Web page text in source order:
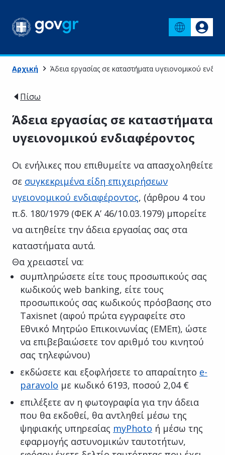
Αρχική Άδεια εργασίας σε καταστήματα υγειονομικού
Πίσω
Άδεια εργασίας σε καταστήματα
υγειονομικού ενδιαφέροντος
Οι ενήλικες που επιθυμείτε να απασχοληθείτε
σε συγκεκριμένα είδη επιχειρήσεων
υγειονομικού ενδιαφέροντος, (άρθρου 4 του
π.δ. 180/1979 (ΦΕΚ Α’ 46/10.03.1979) μπορείτε
να αιτηθείτε την άδεια εργασίας σας στα
καταστήματα αυτά.
Θα χρειαστεί να:
συμπληρώσετε είτε τους προσωπικούς σας
κωδικούς web banking, είτε τους
προσωπικούς σας κωδικούς πρόσβασης στο
Taxisnet (αφού πρώτα εγγραφείτε στο
Εθνικό Μητρώο Επικοινωνίας (ΕΜΕπ), ώστε
να επιβεβαιώσετε τον αριθμό του κινητού
σας τηλεφώνου)
εκδώσετε και εξοφλήσετε το απαραίτητο e-
paravolo με κωδικό 6193, ποσού 2,04 €
επιλέξετε αν η φωτογραφία για την άδεια
που θα εκδοθεί, θα αντληθεί μέσω της
ψηφιακής υπηρεσίας myPhoto ή μέσω της
εφαρμογής αστυνομικών ταυτοτήτων,